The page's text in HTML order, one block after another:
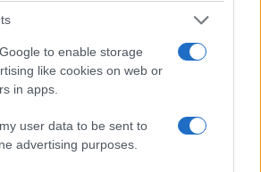
to enable storage
like cookies on web or
in apps.
user data to be sent to
advertising purposes.
complejo palaciego de
en realidad data del siglo
el hogar de los reyes Malla de
edificios hermosos y
están salpicados de
decorados para que los